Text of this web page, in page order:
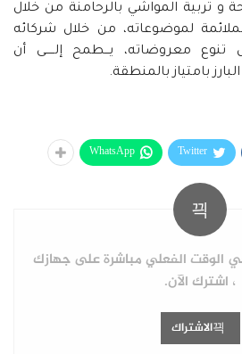
و تربية المواشي بالرحامنة من خلال
لموضوعاته، من خلال شركائه
معروضاته، يـــطمح إلـــــى أن
البارز بامتياز بالمنطقة.
Twitter
WhatsApp
الوقت الفعلي مباشرة على جهازك
، اشترك الآن.
الاشتراك